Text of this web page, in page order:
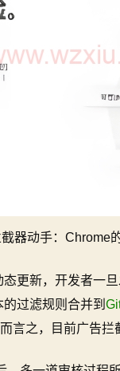
器动手：Chrome
更新，开发者一
过滤规则合并到
言之，目前广告拦